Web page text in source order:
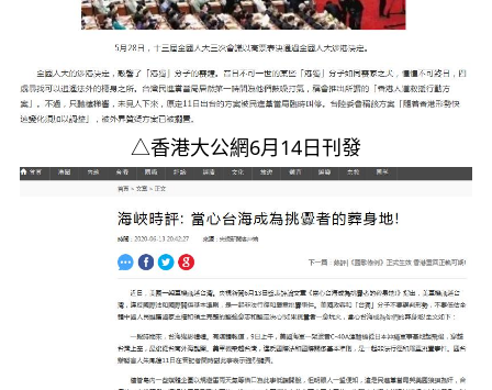
△香港大公網6月14日刊發